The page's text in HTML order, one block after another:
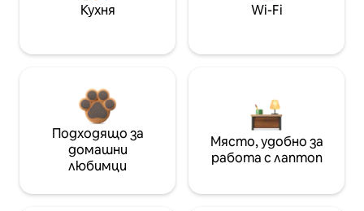
Кухня Wi-Fi
Подходящо за
домашни
любимци
Място, удобно за
работа с лаптоп